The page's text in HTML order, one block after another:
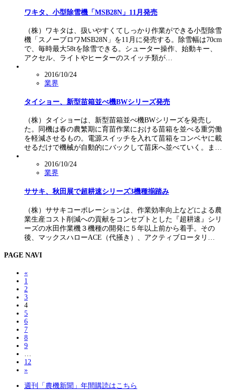
ワキタ、小型除雪機「MSB28N」11月発売
（株）ワキタは、扱いやすくてしっかり作業ができる小型除雪
機「スノーブロワMSB28N」を11月に発売する。除雪幅は70cm
で、毎時最大58tを除雪できる。シューター操作、始動キー、
アクセル、ライトやヒーターのスイッチ類が…
2016/10/24
業界
タイショー、新型苗箱並べ機BWシリーズ発売
（株）タイショーは、新型苗箱並べ機BWシリーズを発売し
た。同機は春の農繁期に育苗作業における苗箱を並べる重労働
を軽減させるもの。電源スイッチを入れて苗箱をコンベヤに載
せるだけで機械が自動的にバックして苗床へ並べていく。ま…
2016/10/24
業界
ササキ、秋田展で超耕速シリーズ3機種揃踏み
（株）ササキコーポレーションは、作業効率向上などによる農
業生産コスト削減への貢献をコンセプトとした『超耕速』シリ
ーズの水田作業機３機種の開発に５年以上前から着手。その
後、マックスハローACE（代掻き）、アクティブロータリ…
PAGE NAVI
«
1
2
3
4
5
6
7
8
9
12
»
週刊「農機新聞」年間購読はこちら